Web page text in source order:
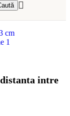
intre
intre duze, 4